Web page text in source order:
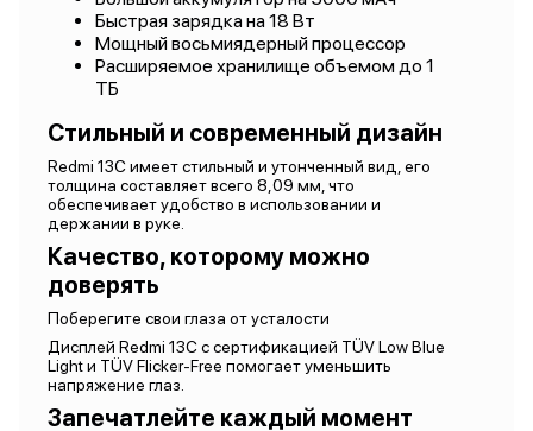
Быстрая зарядка на 18 Вт
Мощный восьмиядерный процессор
Расширяемое хранилище объемом до 1
ТБ
Стильный и современный дизайн
Redmi 13C имеет стильный и утонченный вид, его
толщина составляет всего 8,09 мм, что
обеспечивает удобство в использовании и
держании в руке.
Качество, которому можно
доверять
Поберегите свои глаза от усталости
Дисплей Redmi 13C с сертификацией TÜV Low Blue
Light и TÜV Flicker-Free помогает уменьшить
напряжение глаз.
Запечатлейте каждый момент